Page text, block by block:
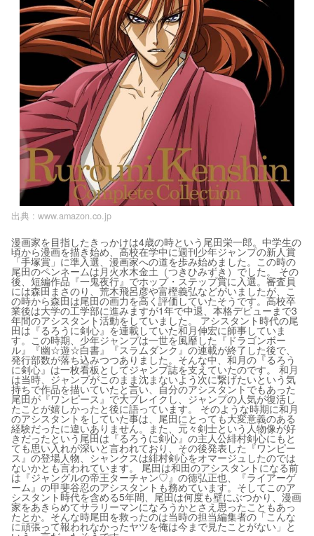
出典 : www.amazon.co.jp
漫画家を目指したきっかけは4歳の時という尾田栄一郎。中学生の
頃から漫画を描き始め、高校在学中に週刊少年ジャンプの新人賞
「手塚賞」に準入選、漫画家への道を歩み始めました。この時の
尾田のペンネームは月火水木金土（つきひみずき）でした。 その
後、短編作品『一鬼夜行』でホップ・ステップ賞に入選。審査員
には森田まさのり、荒木飛呂彦や富樫義弘などがいましたが、こ
の時から森田は尾田の画力を高く評価していたそうです。高校卒
業後は大学の工学部に進みますが1年で中退、本格デビューまで3
年間のアシスタント活動をしていました。 アシスタント時代の尾
田は『るろうに剣心』を連載していた和月伸宏に師事していま
す。この時期、少年ジャンプは一世を風靡した『ドラゴンボー
ル』『幽☆遊☆白書』『スラムダンク』の連載が終了した後で、
発行部数が落ち込みつつありました。そんな中、和月の『るろう
に剣心』は一枚看板としてジャンプ誌を支えていたのです。 和月
は当時、ジャンプがこのまま沈まないよう次に繋げたいという気
持ちで作品を描いていたと言い、自分のアシスタントでもあった
尾田が『ワンピース』で大ブレイクし、ジャンプの人気が復活し
たことが嬉しかったと後に語っています。 そのような時期に和月
のアシスタントをしていた事は、尾田にとっても大変意義のある
経験だったに違いありません。また、元々剣士という人物像が好
きだったという尾田は『るろうに剣心』の主人公緋村剣心にもと
ても思い入れが深いと言われており、その後発表した『ワンピー
ス』の登場人物、シャンクスは緋村剣心をオマージュしたのでは
ないかとも言われています。 尾田は和田のアシスタントになる前
は『ジャングルの帝王ターチャン♡』の徳弘正也、『ライアーゲ
ーム』の甲斐谷忍のアシスタントも務めています。そしてこのア
シスタント時代を含める5年間、尾田は何度も壁にぶつかり、漫画
家をあきらめてサラリーマンになろうかとさえ思ったこともあっ
たとか。そんな時尾田を救ったのは当時の担当編集者の「こんな
に頑張って報われなかったヤツを俺は今まで見たことがない」と